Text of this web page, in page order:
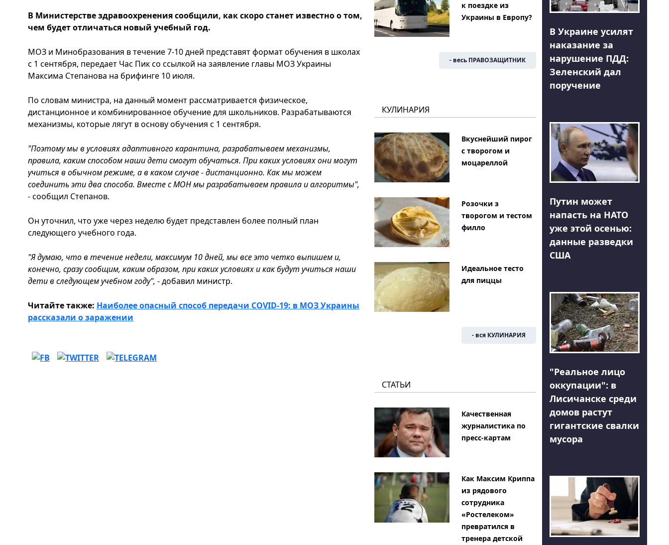
В Министерстве здравоохренения сообщили, как скоро станет известно о том,
чем будет отличаться новый учебный год.
МОЗ и Минобразования в течение 7-10 дней представят формат обучения в школах
с 1 сентября, передает Час Пик со ссылкой на заявление главы МОЗ Украины
Максима Степанова на брифинге 10 июля.
По словам министра, на данный момент рассматривается физическое,
дистанционное и комбинированное обучение для школьников. Разрабатываются
механизмы, которые лягут в основу обучения с 1 сентября.
"Поэтому мы в условиях адаптивного карантина, разрабатываем механизмы,
правила, каким способом наши дети смогут обучаться. При каких условиях они могут
учиться в обычном режиме, а в каком случае - дистанционно. Как мы можем
соединить эти два способа. Вместе с МОН мы разрабатываем правила и алгоритмы",
-сообщил Степанов.
Он уточнил, что уже через неделю будет представлен более полный план
следующего учебного года.
"Я думаю, что в течение недели, максимум 10 дней, мы все это четко выпишем и,
конечно, сразу сообщим, каким образом, при каких условиях и как будут учиться наши
дети в следующем учебном году", - добавил министр.
Читайте также: Наиболее опасный способ передачи COVID-19: в МОЗ Украины
рассказали о заражении
к поездке из
Украины в Европу?
- весь ПРАВОЗАЩИТНИК
КУЛИНАРИЯ
Вкуснейший пирог
с творогом и
моцареллой
Розочки з
творогом и тестом
филло
Идеальное тесто
для пиццы
- вся КУЛИНАРИЯ
СТАТЬИ
Качественная
журналистика по
пресс-картам
Как Максим Криппа
из рядового
сотрудника
«Ростелеком»
превратился в
тренера детской
В Украине усилят
наказание за
нарушение ПДД:
Зеленский дал
поручение
Путин может
напасть на НАТО
уже этой осенью:
данные разведки
США
"Реальное лицо
оккупации": в
Лисичанске среди
домов растут
гигантские свалки
мусора